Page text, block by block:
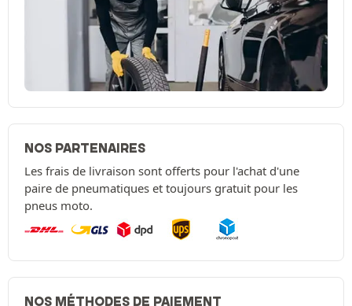
NOS PARTENAIRES
Les frais de livraison sont offerts pour l'achat d'une
paire de pneumatiques et toujours gratuit pour les
pneus moto.
NOS MÉTHODES DE PAIEMENT